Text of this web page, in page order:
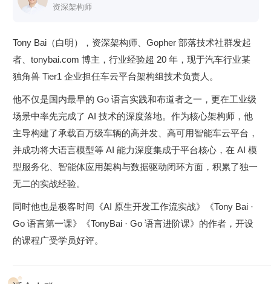
用 Go 吸收顶级开源项目 OpenClaw 的极简哲学，从零构建工
你会拿到：
完整源码（ReAct 循环、多模型适配、上下文压缩、死循
环检测、链路追踪…）
搞懂“框架坍塌，Harness 崛起”这条行业暗线
具备设计工业级 AI Agent “物理躯体”的真本事
怎么学？
课程按工程开发顺序分为六个章节，共 24 讲：
第一章：认知与核心引擎
我们将抛弃黑盒，纯手写大模型原生的 ReAct 循环。设计优
雅的多模型适配层（接入 Claude 与 OpenAI 兼容 API 模
大提升复杂任务的规划成功率。
资深架构师
Tony Bai（白明），资深架构师、Gopher 部落技术社群发起
者、tonybai.com 博主，行业经验超 20 年，现于汽车行业某
独角兽 Tier1 企业担任车云平台架构组技术负责人。
他不仅是国内最早的 Go 语言实践和布道者之一，更在工业级
场景中率先完成了 AI 技术的深度落地。作为核心架构师，他
主导构建了承载百万级车辆的高并发、高可用智能车云平台，
并成功将大语言模型等 AI 能力深度集成于平台核心，在 AI 模
型服务化、智能体应用架构与数据驱动闭环方面，积累了独一
无二的实战经验。
同时他也是极客时间《AI 原生开发工作流实战》《Tony Bai ·
Go 语言第一课》《TonyBai · Go 语言进阶课》的作者，开设
的课程广受学员好评。